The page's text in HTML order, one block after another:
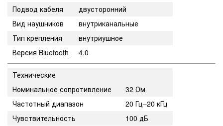
Подвод кабеля
двусторонний
Вид наушников
внутриканальные
Тип крепления
внутриушное
Версия Bluetooth
4.0
Технические
Номинальное сопротивление
32 Ом
Частотный диапазон
20 Гц–20 кГц
Чувствительность
100 дБ